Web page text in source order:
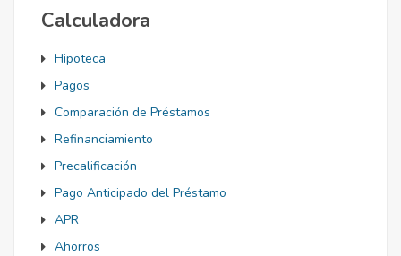
Calculadora
Hipoteca
Pagos
Comparación de Préstamos
Refinanciamiento
Precalificación
Pago Anticipado del Préstamo
APR
Ahorros